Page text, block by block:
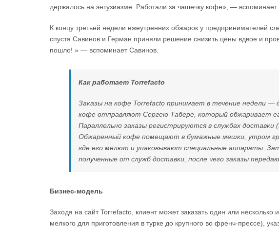
держалось на энтузиазме. Работали за чашечку кофе», —
К концу третьей недели ежеутренних обжарок у предпринимателей
спустя Савинов и Герман приняли решение снизить цены вдвое и
пошло! » — вспоминает Савинов.
Как работает Torrefacto
Заказы на кофе Torrefacto принимает в течение недели —
кофе отправляют Сергею Табере, который обжаривает
Параллельно заказы регистрируются в службах доставки
Обжаренный кофе помещают в бумажные мешки, утром
где его мелют и упаковывают специальные аппараты.
полученные от служб доставки, после чего заказы
Бизнес-модель
Заходя на сайт Torrefacto, клиент может заказать один или
мелкого для приготовления в турке до крупного во френч-прессе),